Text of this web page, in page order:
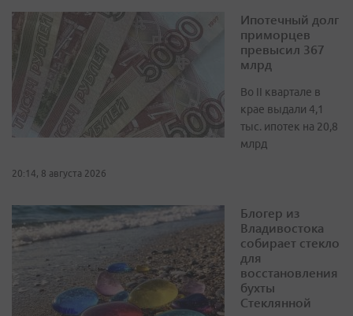
Ипотечный долг
приморцев
превысил 367
млрд
Во II квартале в
крае выдали 4,1
тыс. ипотек на 20,8
млрд
20:14, 8 августа 2026
Блогер из
Владивостока
собирает стекло
для
восстановления
бухты
Стеклянной